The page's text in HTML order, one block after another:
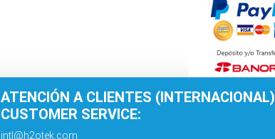
ATENCIÓN A CLIENTES (INTERNACIONAL)
CUSTOMER SERVICE:
intl@h2otek.com